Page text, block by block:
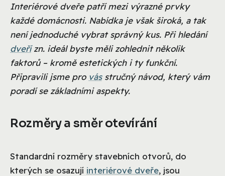
Interiérové dveře patří mezi výrazné prvky
každé domácnosti. Nabídka je však široká, a tak
není jednoduché vybrat správný kus. Při hledání
dveřízn. ideál byste měli zohlednit několik
faktorů – kromě estetických i ty funkční.
Připravili jsme pro vásstručný návod, který vám
poradí se základními aspekty.
Rozměry a směr otevírání
Standardní rozměry stavebních otvorů, do
kterých se osazují interiérové dveře, jsou